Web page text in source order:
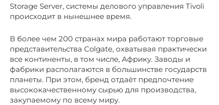
Storage Server, системы делового управления Tivoli
происходит в нынешнее время.
В более чем 200 странах мира работают торговые
представительства Colgate, охватывая практически
все континенты, в том числе, Африку. Заводы и
фабрики располагаются в большинстве государств
планеты. При этом, бренд отдаёт предпочтение
высококачественному сырью для производства,
закупаемому по всему миру.